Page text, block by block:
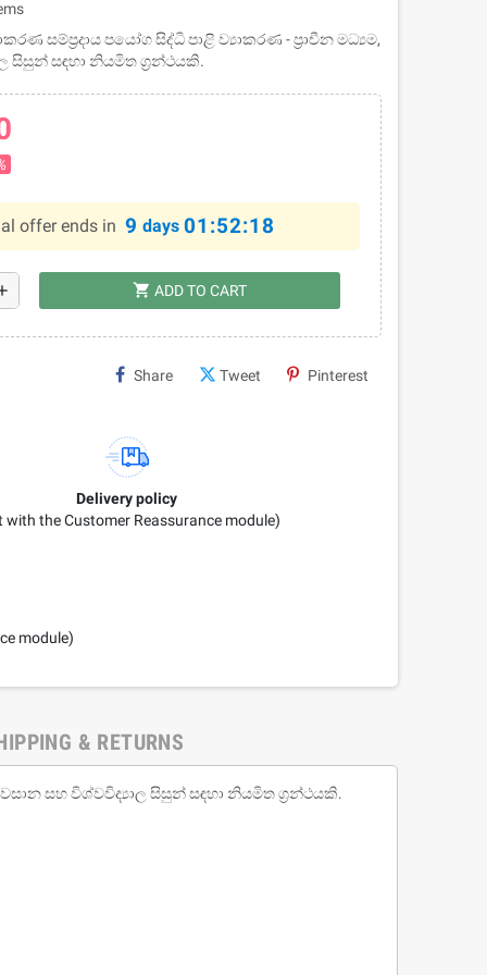
සම්ප්‍රදාය පයෝග සිද්ධි පාළි ව්‍යාකරණ - ප්‍රාචීන මධ්‍යම,
සිසුන් සඳහා නියමිත ග්‍රන්ථයකි.
offer ends in 9 days 01:52:18
shopping_cart ADD TO CART
Share Tweet Pinterest
Delivery policy
with the Customer Reassurance module)
module)
& RETURNS
සහ විශ්වවිද්‍යාල සිසුන් සඳහා නියමිත ග්‍රන්ථයකි.